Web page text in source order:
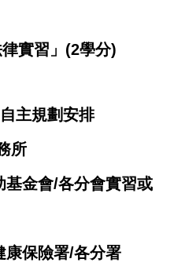
實習」(2學分)
主規劃安排
所
基金會/各分會實習或
康保險署/各分署